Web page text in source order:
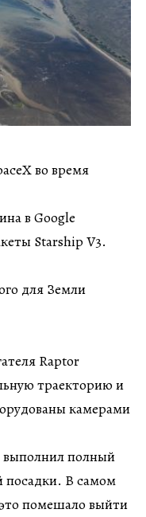
во время
в Google
Starship V3.
для Земли
Raptor
траекторию и
камерами
выполнил полный
посадки. В самом
помешало выйти